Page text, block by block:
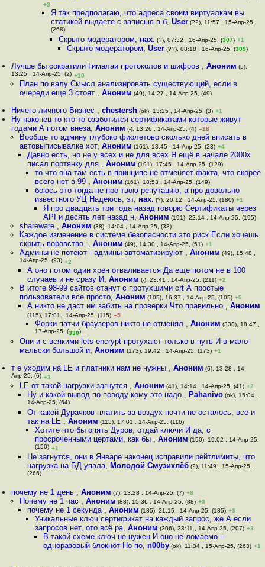
+3
Я так предполагаю, что адреса своим виртуалкам вы
статикой выдаете с записью в б, User(??), 11:57 , 15-Апр-25,
(268)
Скрыто модератором, нах. (?), 07:32 , 16-Апр-25, (307) +1
Скрыто модератором, User(??), 08:18 , 16-Апр-25, (309)
Лучше бы сократили Гималаи протоколов и шифров ,Аноним (5),
13:25 , 14-Апр-25, (2) +10
План по валу Смысл анализировать существующий, если в
очереди еще 3 стоят , Аноним (49), 14:27 , 14-Апр-25, (49)
Ничего личного Бизнес ,chestersh (ok), 13:25 , 14-Апр-25, (3) +1
Ну наконец-то кто-то озаботился сертификатами которые живут
годами А потом внеза,Аноним (-), 13:26 , 14-Апр-25, (4) –18
Вообще то админу глубоко фиолетово сколько дней вписать в
автовыписывалке хот, Аноним (161), 13:45 , 14-Апр-25, (23) +4
Давно есть, но не у всех и не для всех Я ещё в начале 2000х
писал портянку для , Аноним (191), 17:45 , 14-Апр-25, (129)
то что она там есть в принципе не отменяет факта, что скорее
всего нет в 99 ,Аноним (161), 18:53 , 14-Апр-25, (149)
боюсь это тогда не про твою репутацию, а про довольно
известного УЦ Надеюсь, эт, нах. (?), 20:12 , 14-Апр-25, (180) +1
Я про двадцать три года назад говорю Сертификаты через
API и десять лет назад н, Аноним (191), 22:14 , 14-Апр-25, (195)
shareware , Аноним (38), 14:04 , 14-Апр-25, (38)
Каждое изменение в системе безопасности это риск Если хочешь
скрыть воровство -, Аноним (49), 14:30 , 14-Апр-25, (51) +1
Админы не потеют - админы автоматизируют , Аноним (49), 15:48 ,
14-Апр-25, (93) +2
А оно потом один хрен отваливается Да еще потом не в 100
случаев и не сразу И, Аноним (-), 23:41 , 14-Апр-25, (211) +2
В итоге 98-99 сайтов станут с протухшими crt А простые
пользователи все просто, Аноним (105), 16:37 , 14-Апр-25, (105) +5
А никто не даст им забить на проверки Что правильно , Аноним
(115), 17:01 , 14-Апр-25, (115) –5
Форки патчи браузеров никто не отменял ,Аноним (330), 18:47 ,
17-Апр-25, (330)
Они и с всякими lets encrypt протухают только в путь И в мало-
мальски большой и, Аноним (173), 19:42 , 14-Апр-25, (173) +1
т е уходим на LE и платники нам не нужны ,Аноним (6), 13:28 , 14-
Апр-25, (6) +3
LE от такой нагрузки загнутся , Аноним (41), 14:14 , 14-Апр-25, (41) +2
Ну и какой вывод по поводу кому это надо , Pahanivo(ok), 15:04 ,
14-Апр-25, (64)
От какой Дурачков платить за воздух почти не осталось, все и
так на LE , Аноним (115), 17:01 , 14-Апр-25, (116)
Хотите что бы опять Дуров, отдай ключи И да, с
просроченными цертами, как бы ,Аноним (150), 19:02 , 14-Апр-25,
(150) +1
Не загнутся, они в Январе наконец исправили рейтлимиты, что
нагрузка на БД упала, Молодой Смузихлёб(?), 11:49 , 15-Апр-25,
(266)
почему не 1 день ,Аноним (7), 13:28 , 14-Апр-25, (7) +8
Почему не 1 час , Аноним (88), 15:36 , 14-Апр-25, (88) +3
почему не 1 секунда , Аноним (185), 21:15 , 14-Апр-25, (185) +3
Уникальные ключ сертификат на каждый запрос, же А если
запросов нет, ото всё ра,Аноним (206), 23:11 , 14-Апр-25, (207) +3
В такой схеме ключ не нужен И оно не ломаемо --
одноразовый блокнот Но по, n00by(ok), 11:34 , 15-Апр-25, (263) +1